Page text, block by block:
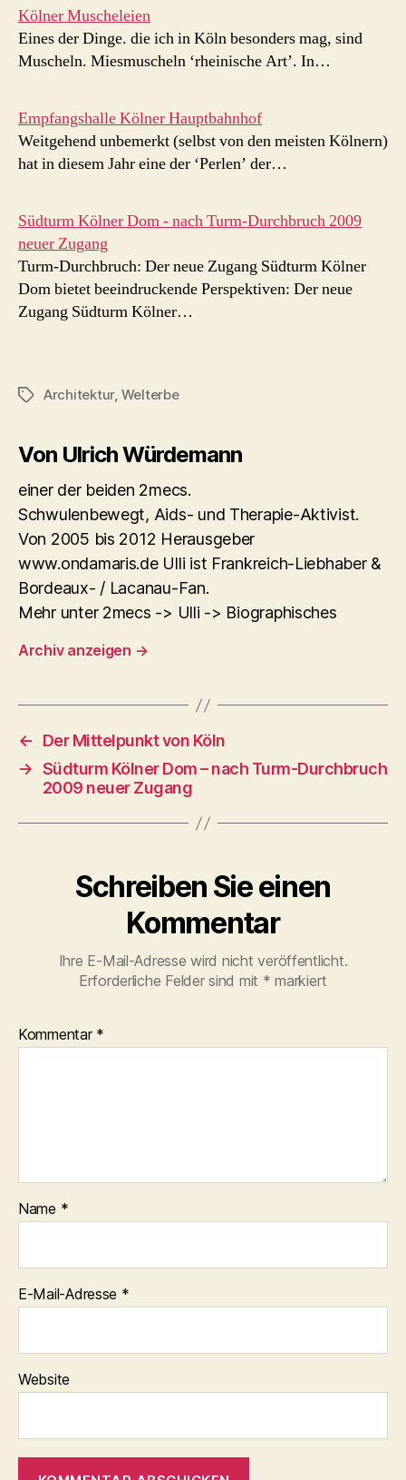
Kölner Muscheleien
Eines der Dinge. die ich in Köln besonders mag, sind
Muscheln. Miesmuscheln ‘rheinische Art’. In…
Empfangshalle Kölner Hauptbahnhof
Weitgehend unbemerkt (selbst von den meisten Kölnern)
hat in diesem Jahr eine der ‘Perlen’ der…
Südturm Kölner Dom - nach Turm-Durchbruch 2009
neuer Zugang
Turm-Durchbruch: Der neue Zugang Südturm Kölner
Dom bietet beeindruckende Perspektiven: Der neue
Zugang Südturm Kölner…
Schlagwörter
Architektur, Welterbe
Von Ulrich Würdemann
einer der beiden 2mecs.
Schwulenbewegt, Aids- und Therapie-Aktivist.
Von 2005 bis 2012 Herausgeber
www.ondamaris.de Ulli ist Frankreich-Liebhaber &
Bordeaux- / Lacanau-Fan.
Mehr unter 2mecs -> Ulli -> Biographisches
Archiv anzeigen →
←
Der Mittelpunkt von Köln
→ Südturm Kölner Dom – nach Turm-Durchbruch
2009 neuer Zugang
Schreiben Sie einen
Kommentar
Ihre E-Mail-Adresse wird nicht veröffentlicht.
Erforderliche Felder sind mit * markiert
Kommentar *
Name *
E-Mail-Adresse *
Website